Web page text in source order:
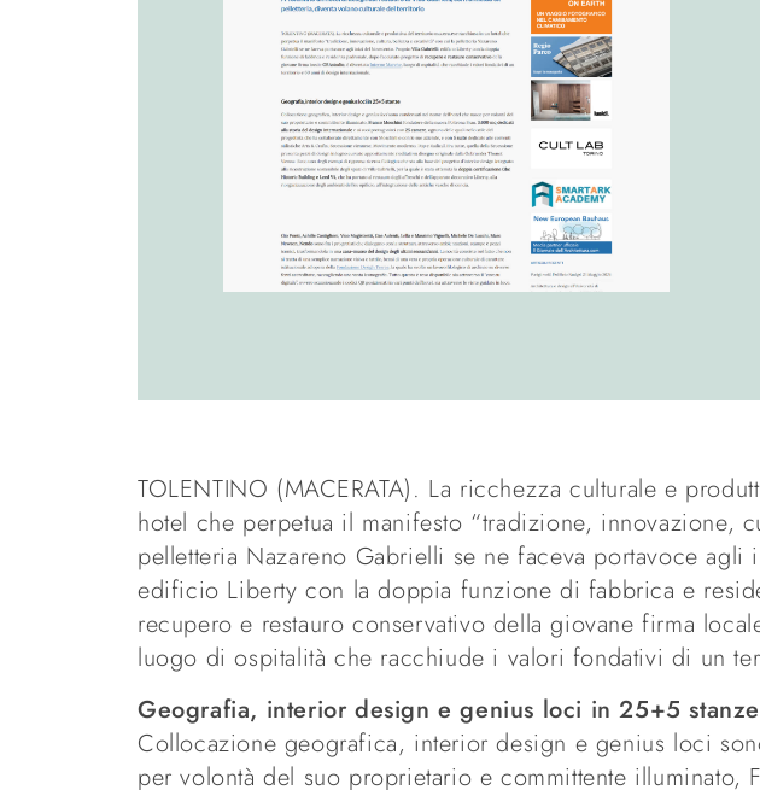
TOLENTINO (MACERATA). La ricchezza culturale e
hotel che perpetua il manifesto “tradizione, innovazione,
pelletteria Nazareno Gabrielli se ne faceva portavoce
edificio Liberty con la doppia funzione di fabbrica e
recupero e restauro conservativo della giovane firma
luogo di ospitalità che racchiude i valori fondativi di un
Geografia, interior design e genius loci in 25+5 stanze
Collocazione geografica, interior design e genius loci
per volontà del suo proprietario e committente illuminato,